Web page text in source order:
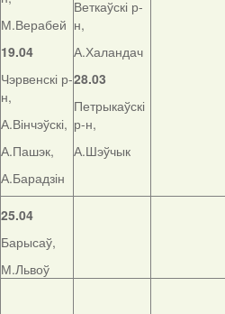
М.Верабей
19.04
Чэрвенскі р-
н,
А.Вінчэўскі,
А.Пашэк,
А.Барадзін
Веткаўскі р-
н,
А.Халандач
28.03
Петрыкаўскі
р-н,
А.Шэўчык
25.04
Барысаў,
М.Львоў